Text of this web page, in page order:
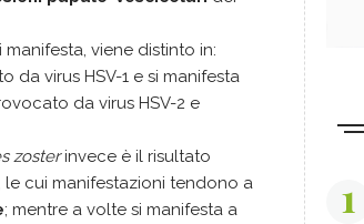
manifesta, viene distinto in:
da virus HSV-1 e si manifesta
da virus HSV-2 e
zosterinvece è il risultato
le cui manifestazioni tendono a
; mentre a volte si manifesta a
1